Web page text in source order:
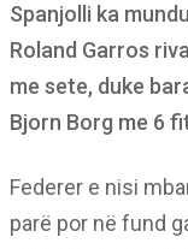
Spanjolli ka
Roland Garros
me sete, duke
Bjorn Borg me 6
Federer e nisi
parë por në fund